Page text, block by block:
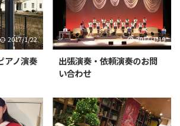
2017/1/22
アノ演奏
2017/1/19
出張演奏・依頼演奏のお問
い合わせ